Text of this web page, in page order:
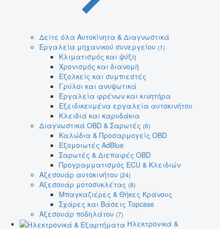
Δείτε όλα Αυτοκίνητα & Διαγνωστικά
Εργαλεία μηχανικού συνεργείου (1)
Κλιματισμός και ψύξη
Χρονισμός και διανομή
Εξολκείς και συμπιεστές
Γρύλοι και ανυψωτικά
Εργαλεία φρένων και κινητήρα
Εξειδικευμένα εργαλεία αυτοκινήτου
Κλειδιά και καρυδάκια
Διαγνωστικά OBD & Σαρωτές (6)
Καλώδια & Προσαρμογείς OBD
Εξομοιωτές AdBlue
Σαρωτές & Διεπαφές OBD
Προγραμματισμός ECU & Κλειδιών
Αξεσουάρ αυτοκινήτου (24)
Αξεσουάρ μοτοσυκλέτας (8)
Μπαγκαζιέρες & Θήκες Κράνους
Σχάρες και Βάσεις Topcase
Αξεσουάρ ποδηλάτου (7)
Ηλεκτρονικά &